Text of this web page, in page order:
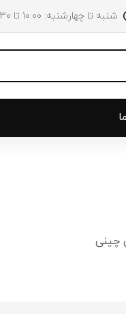
شنبه تا چهارشنبه: 10:00 تا 18:30 پنجشنبه‌‌ها تا ساعت 14:00
چینی